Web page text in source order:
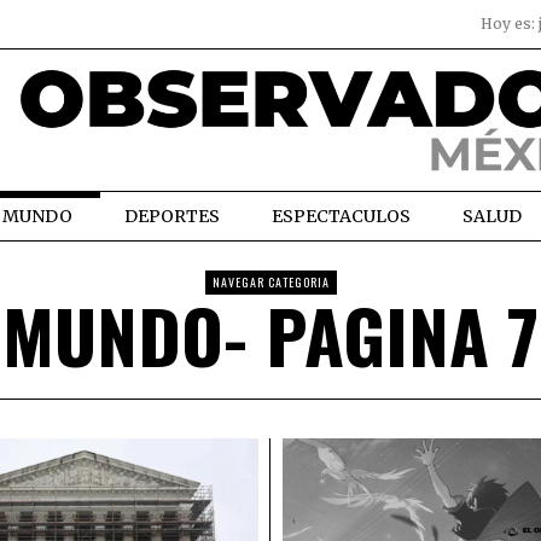
Hoy es:
MUNDO DEPORTES ESPECTACULOS SALUD
NAVEGAR CATEGORIA
MUNDO- PAGINA 7